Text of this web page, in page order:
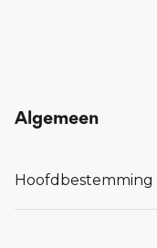
Algemeen
Hoofdbestemming